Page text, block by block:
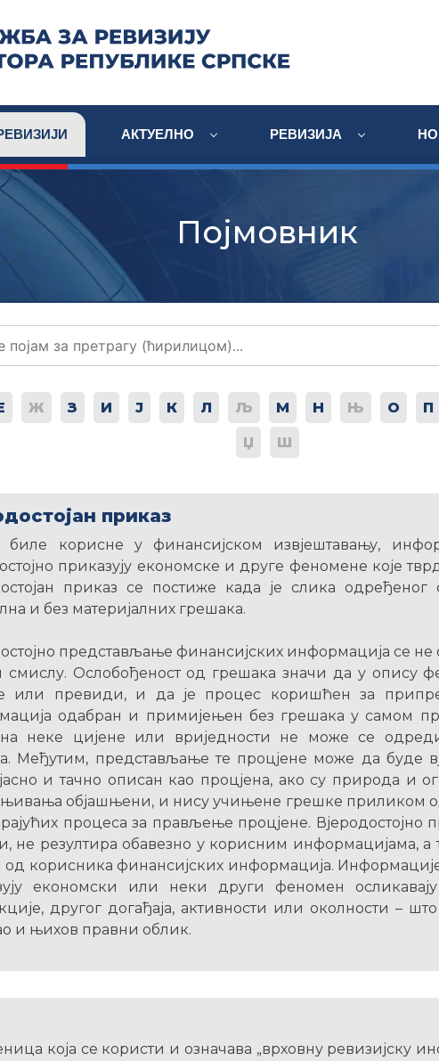
АКТУЕЛНО РЕВИЗИЈА
Појмовник
Ж З И Ј К Л Љ М Н Њ О П
Џ Ш
приказ
корисне у финансијском извјештавању,
приказују економске и друге феномене које
приказ се постиже када је слика одређеног
и без материјалних грешака.
представљање финансијских информација се не
смислу. Ослобођеност од грешака значи да у опису
или превиди, и да је процес коришћен за
одабран и примијењен без грешака у самом
неке цијене или вриједности не може се
Међутим, представљање те процјене може да буде
и тачно описан као процјена, ако су природа и
објашњени, и нису учињене грешке приликом
процеса за прављење процјене. Вјеродостојно
не резултира обавезно у корисним информацијама, а
од корисника финансијских информација. Информације
економски или неки други феномен
другог догађаја, активности или околности –
и њихов правни облик.
која се користи и означава „врховну ревизијску